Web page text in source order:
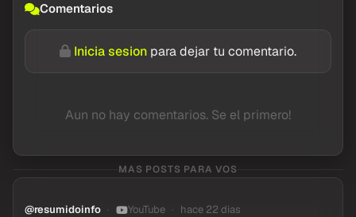
Comentarios
Inicia sesion para dejar tu comentario.
Aun no hay comentarios. Se el primero!
MAS POSTS PARA VOS
@resumidoinfo YouTube hace 22 dias